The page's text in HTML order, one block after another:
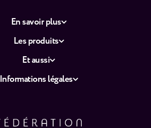
En savoir plus
Les produits
Et aussi
Informations légales